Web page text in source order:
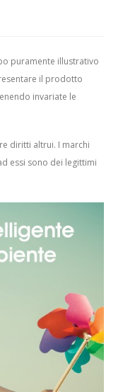
puramente illustrativo
il prodotto
invariate le
diritti altrui. I marchi
essi sono dei legittimi